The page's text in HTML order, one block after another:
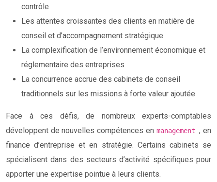
contrôle
Les attentes croissantes des clients en matière de
conseil et d’accompagnement stratégique
La complexification de l’environnement économique et
réglementaire des entreprises
La concurrence accrue des cabinets de conseil
traditionnels sur les missions à forte valeur ajoutée
Face à ces défis, de nombreux experts-comptables
développent de nouvelles compétences en management, en
finance d’entreprise et en stratégie. Certains cabinets se
spécialisent dans des secteurs d’activité spécifiques pour
apporter une expertise pointue à leurs clients.